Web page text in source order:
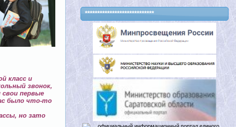
класс и
звонок,
свои первые
было что-то
но зато
****************************